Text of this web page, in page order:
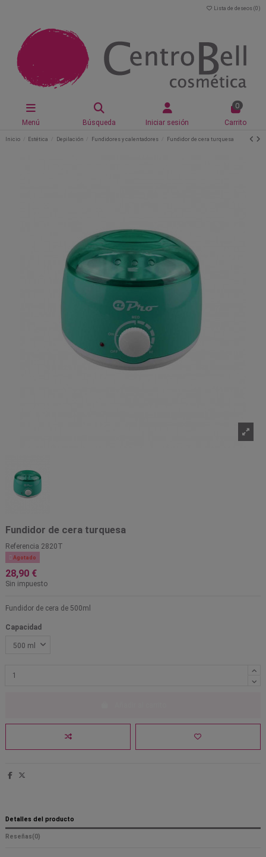
Lista de deseos (0 )
Menú Búsqueda Iniciar sesión
0
Carrito
Inicio Estética Depilación Fundidores y calentadores Fundidor de cera turquesa
Fundidor de cera turquesa
Referencia 2820T
 Agotado
28,90 €
Sin impuesto
Fundidor de cera de 500ml
Capacidad
Detalles del producto
Reseñas(0)